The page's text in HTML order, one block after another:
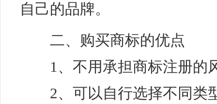
自己的品牌。
二、购买商标的优点
1、不用承担商标注册的
2、可以自行选择不同类